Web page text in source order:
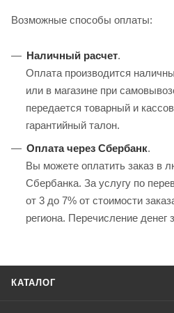
Возможные способы оплаты:
Наличный расчет.
Оплата производится
или в магазине при
передается товарный и
гарантийный талон.
Оплата через Сбербанк.
Вы можете оплатить заказ в
Сбербанка. За услугу по
от 3 до 7% от стоимости
региона. Перечисление денег
КАТАЛОГ